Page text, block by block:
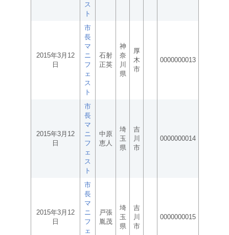
ス
ト
2015年3月12
日
市
長
マ
ニ
フ
ェ
ス
ト
石射
正英
神
奈
川
県
厚
木
市
0000000013
2015年3月12
日
市
長
マ
ニ
フ
ェ
ス
ト
中原
恵人
埼
玉
県
吉
川
市
0000000014
2015年3月12
日
市
長
マ
ニ
フ
ェ
戸張
胤茂
埼
玉
県
吉
川
市
0000000015